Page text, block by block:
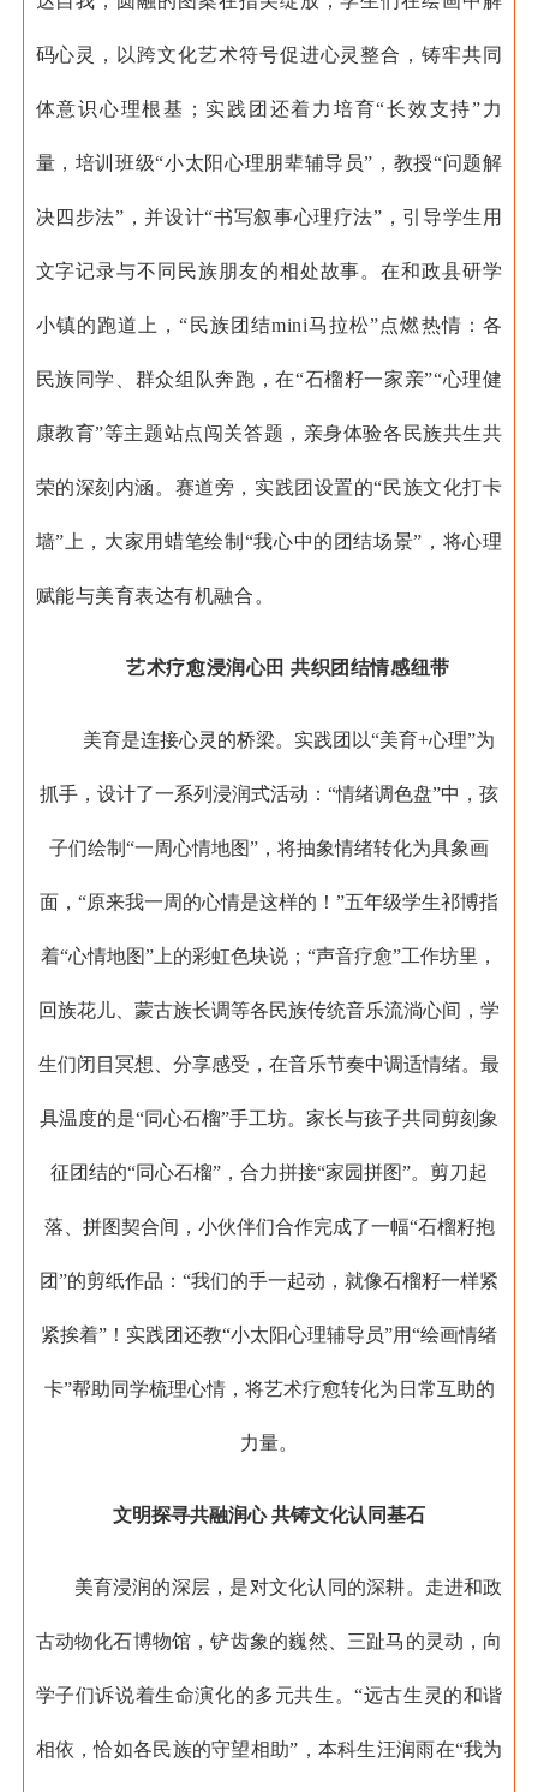
码心灵，以跨文化艺术符号促进心灵整合，铸牢共同
体意识心理根基；实践团还着力培育“长效支持”力
量，培训班级“小太阳心理朋辈辅导员”，教授“问题解
决四步法”，并设计“书写叙事心理疗法”，引导学生用
文字记录与不同民族朋友的相处故事。在和政县研学
小镇的跑道上，“民族团结mini马拉松”点燃热情：各
民族同学、群众组队奔跑，在“石榴籽一家亲”“心理健
康教育”等主题站点闯关答题，亲身体验各民族共生共
荣的深刻内涵。赛道旁，实践团设置的“民族文化打卡
墙”上，大家用蜡笔绘制“我心中的团结场景”，将心理
赋能与美育表达有机融合。
艺术疗愈浸润心田 共织团结情感纽带
美育是连接心灵的桥梁。实践团以“美育+心理”为
抓手，设计了一系列浸润式活动：“情绪调色盘”中，孩
子们绘制“一周心情地图”，将抽象情绪转化为具象画
面，“原来我一周的心情是这样的！”五年级学生祁博指
着“心情地图”上的彩虹色块说；“声音疗愈”工作坊里，
回族花儿、蒙古族长调等各民族传统音乐流淌心间，学
生们闭目冥想、分享感受，在音乐节奏中调适情绪。最
具温度的是“同心石榴”手工坊。家长与孩子共同剪刻象
征团结的“同心石榴”，合力拼接“家园拼图”。剪刀起
落、拼图契合间，小伙伴们合作完成了一幅“石榴籽抱
团”的剪纸作品：“我们的手一起动，就像石榴籽一样紧
紧挨着”！实践团还教“小太阳心理辅导员”用“绘画情绪
卡”帮助同学梳理心情，将艺术疗愈转化为日常互助的
力量。
文明探寻共融润心 共铸文化认同基石
美育浸润的深层，是对文化认同的深耕。走进和政
古动物化石博物馆，铲齿象的巍然、三趾马的灵动，向
学子们诉说着生命演化的多元共生。“远古生灵的和谐
相依，恰如各民族的守望相助”，本科生汪润雨在“我为